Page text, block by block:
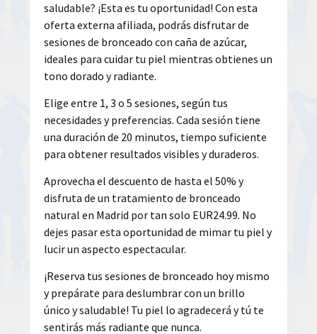
saludable? ¡Esta es tu oportunidad! Con esta
oferta externa afiliada, podrás disfrutar de
sesiones de bronceado con caña de azúcar,
ideales para cuidar tu piel mientras obtienes un
tono dorado y radiante.
Elige entre 1, 3 o 5 sesiones, según tus
necesidades y preferencias. Cada sesión tiene
una duración de 20 minutos, tiempo suficiente
para obtener resultados visibles y duraderos.
Aprovecha el descuento de hasta el 50% y
disfruta de un tratamiento de bronceado
natural en Madrid por tan solo EUR24.99. No
dejes pasar esta oportunidad de mimar tu piel y
lucir un aspecto espectacular.
¡Reserva tus sesiones de bronceado hoy mismo
y prepárate para deslumbrar con un brillo
único y saludable! Tu piel lo agradecerá y tú te
sentirás más radiante que nunca.